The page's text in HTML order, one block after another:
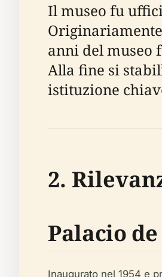
Il museo fu
anni del museo
Alla fine si
istituzione
2.
Palacio
Inaugurato nel 1954 e